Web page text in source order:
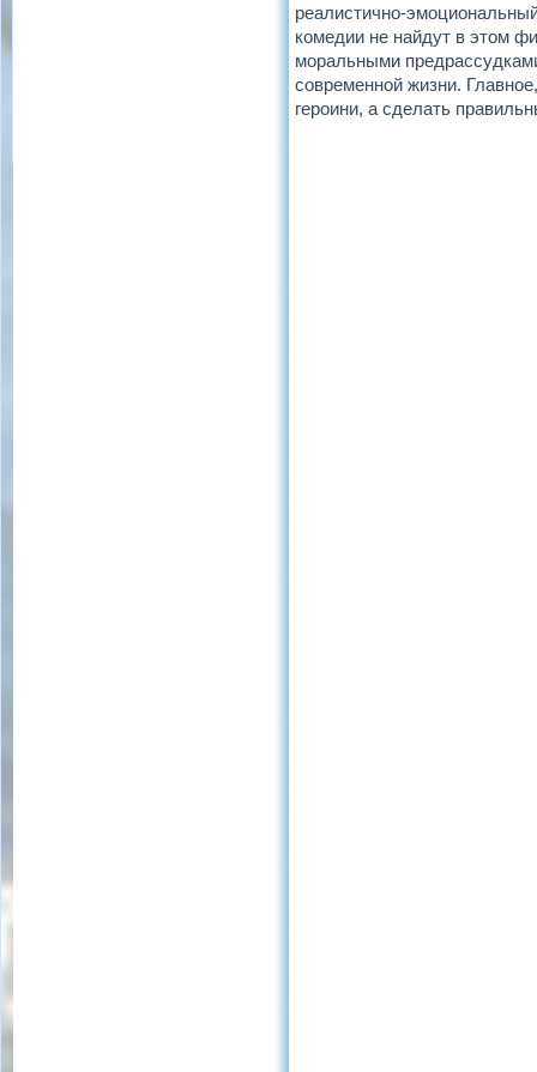
реалистично-
комедии не найдут в этом
моральными
современной жизни.
героини, а сделать